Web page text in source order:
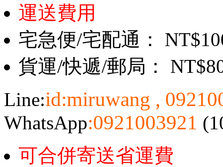
運送費用
宅急便/宅配通：
貨運/快遞/郵局：
Line:id:miruwang ,
WhatsApp:0921003921
可合併寄送省運費